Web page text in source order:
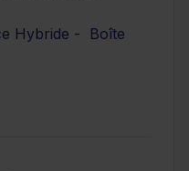
Hybride - Boîte